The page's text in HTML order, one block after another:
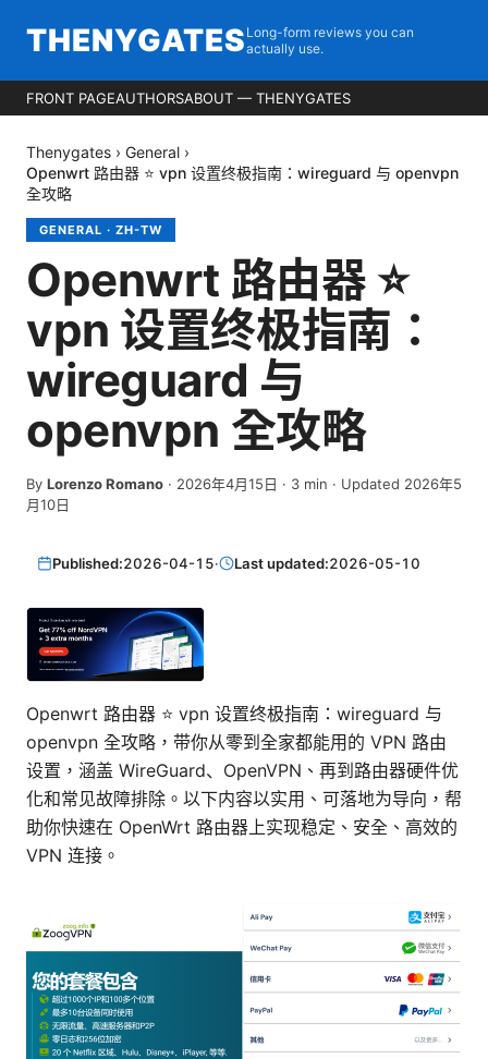
THENYGATES Long-form reviews you can
actually use.
FRONT PAGEAUTHORSABOUT — THENYGATES
Thenygates › General ›
Openwrt 路由器 ⭐ vpn 设置终极指南：wireguard 与 openvpn
全攻略
GENERAL · ZH-TW
Openwrt 路由器 ⭐
vpn 设置终极指南：
wireguard 与
openvpn 全攻略
By Lorenzo Romano · 2026年4月15日 · 3 min · Updated 2026年5
月10日
Published:2026-04-15· Last updated:2026-05-10
Openwrt 路由器 ⭐ vpn 设置终极指南：wireguard 与
openvpn 全攻略，带你从零到全家都能用的 VPN 路由
设置，涵盖 WireGuard、OpenVPN、再到路由器硬件优
化和常见故障排除。以下内容以实用、可落地为导向，帮
助你快速在 OpenWrt 路由器上实现稳定、安全、高效的
VPN 连接。